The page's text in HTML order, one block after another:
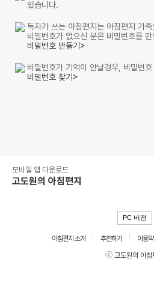
있습니다.
독자가 쓰는 아침편지는 아침편지 가
비밀번호가 없으신 분은 비밀번호를
비밀번호 만들기>
비밀번호가 기억이 안날경우, 비밀번
비밀번호 찾기>
모바일 앱 다운로드
고도원의 아침편지
PC 버전
아침편지 소개 추천하기 이용
ⓒ 고도원의 아침